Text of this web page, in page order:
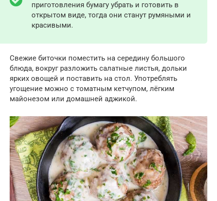
приготовления бумагу убрать и готовить в
открытом виде, тогда они станут румяными и
красивыми.
Свежие биточки поместить на середину большого
блюда, вокруг разложить салатные листья, дольки
ярких овощей и поставить на стол. Употреблять
угощение можно с томатным кетчупом, лёгким
майонезом или домашней аджикой.